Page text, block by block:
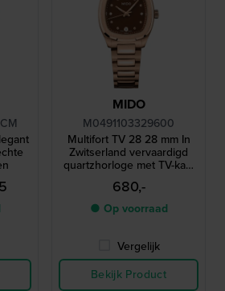
MIDO
M0491103329600
Multifort TV 28 28 mm In
Zwitserland vervaardigd
quartzhorloge met TV-kast
en diamanten indexen
680,-
● Op voorraad
Vergelijk
Bekijk Product